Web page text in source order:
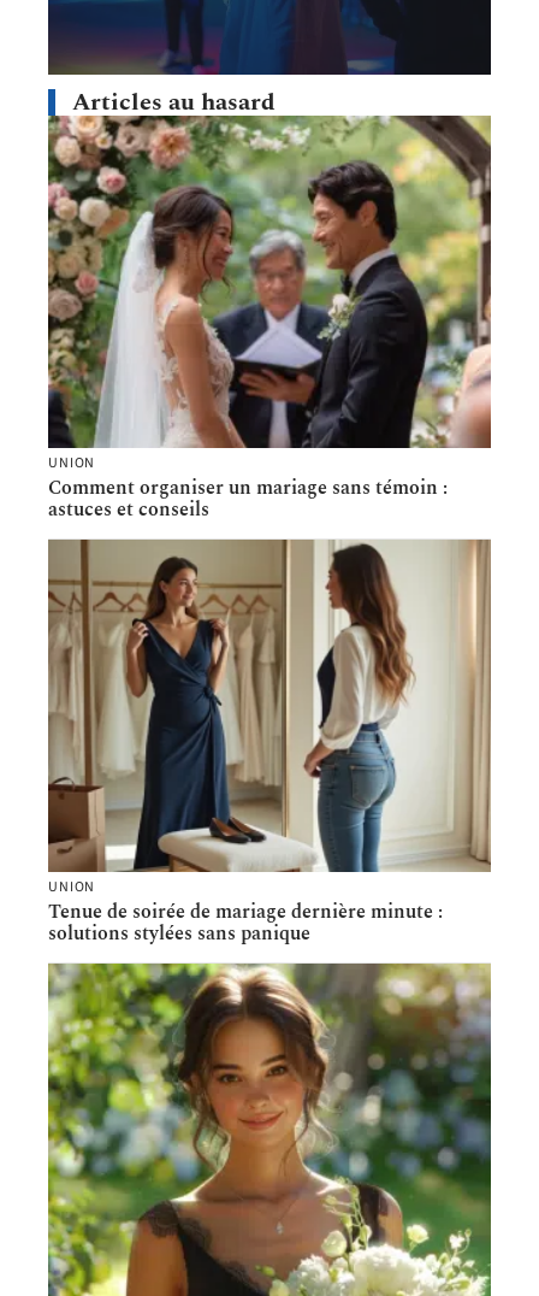
Articles au hasard
UNION
Comment organiser un mariage sans témoin :
astuces et conseils
UNION
Tenue de soirée de mariage dernière minute :
solutions stylées sans panique